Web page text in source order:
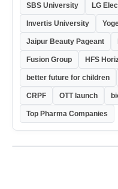
SBS University LG
Invertis University
Jaipur Beauty Pageant
Fusion Group HFS
better future for children
CRPF OTT launch
Top Pharma Companies